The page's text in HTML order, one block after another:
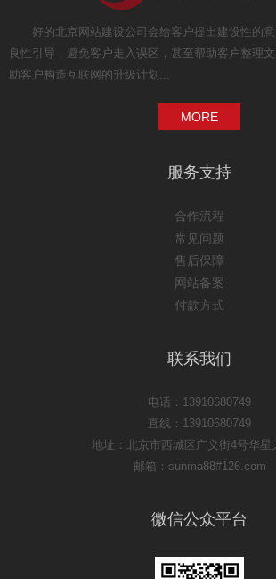
好的北京网站建设公司会给客户提出建设性的
良性引导，避免客户走入误区，甚至帮助客户整理
助客户构造互联网的升级计划...
MORE
服务支持
合作流程
常见问题
售后保障
网站备案
付款方式
联系我们
电话：13910680749
直线：13910680749
地址：北京市西城区广义街4号华星
邮箱：sunma88#126.com
微信公众平台